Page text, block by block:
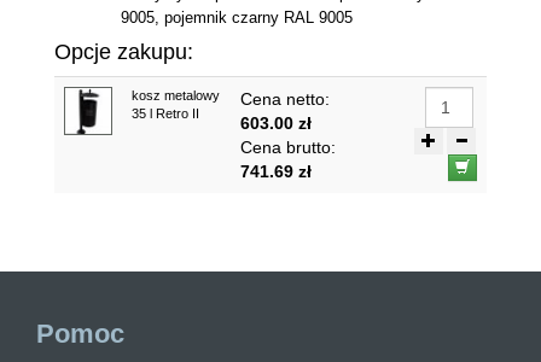
9005, pojemnik czarny RAL 9005
Opcje zakupu:
kosz metalowy
35 l Retro II
Cena netto:
603.00 zł
Cena brutto:
741.69 zł
Pomoc